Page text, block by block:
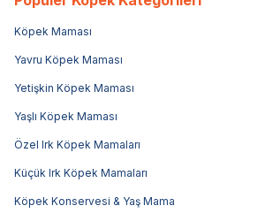
Köpek Maması
Yavru Köpek Maması
Yetişkin Köpek Maması
Yaşlı Köpek Maması
Özel Irk Köpek Mamaları
Küçük Irk Köpek Mamaları
Köpek Konservesi & Yaş Mama